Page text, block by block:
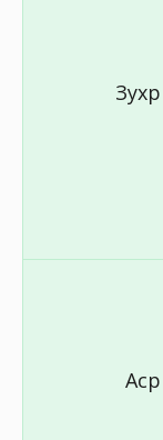
Зухр
Аср